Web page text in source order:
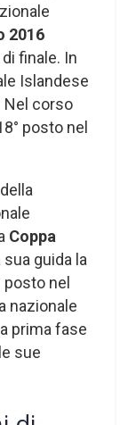
2016
finale. In
Islandese
Nel corso
posto nel
Coppa
guida la
posto nel
nazionale
prima fase
sue